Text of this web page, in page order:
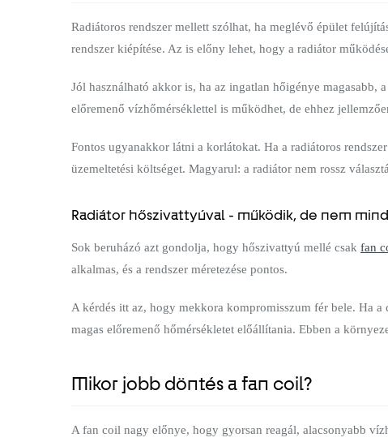
Radiátoros rendszer mellett szólhat, ha meglévő épület
rendszer kiépítése. Az is előny lehet, hogy a radiátor
Jól használható akkor is, ha az ingatlan hőigénye magasabb,
előremenő vízhőmérséklettel is működhet, de ehhez
Fontos ugyanakkor látni a korlátokat. Ha a radiátoros
üzemeltetési költséget. Magyarul: a radiátor nem rossz
Radiátor hőszivattyúval - működik, de nem
Sok beruházó azt gondolja, hogy hőszivattyú mellé csak fan
alkalmas, és a rendszer méretezése pontos.
A kérdés itt az, hogy mekkora kompromisszum fér bele. Ha
magas előremenő hőmérsékletet előállítania. Ebben a
Mikor jobb döntés a fan coil?
A fan coil nagy előnye, hogy gyorsan reagál, alacsonyabb